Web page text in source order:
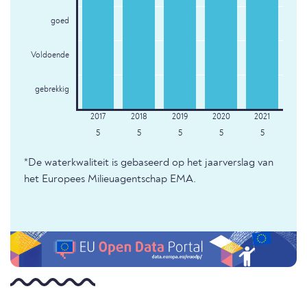
goed
Voldoende
gebrekkig
5 5 5 5 5
*De waterkwaliteit is gebaseerd op het jaarverslag van
het Europees Milieuagentschap EMA.